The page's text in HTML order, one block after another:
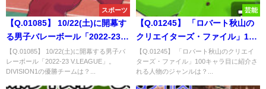
スポーツ
【Q.01085】 10/22(土)に開幕す
る男子バレーボール「2022-23
V.LEAGUE」。 DIVISION1の優
勝チームは？
【Q.01085】 10/22(土)に開幕する男子バ
レーボール「2022-23 V.LEAGUE」。
DIVISION1の優勝チームは？...
芸能
【Q.01245】 「ロバート秋山の
クリエイターズ・ファイル」100
キャラ目に紹介される人物のジ
ャンルは？
【Q.01245】 「ロバート秋山のクリエイ
ターズ・ファイル」100キャラ目に紹介さ
れる人物のジャンルは？...